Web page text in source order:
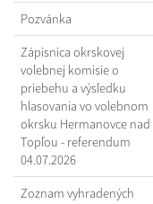
Pozvánka
Zápisnica okrskovej
volebnej komisie o
priebehu a výsledku
hlasovania vo volebnom
okrsku Hermanovce nad
Topľou - referendum
04.07.2026
Zoznam vyhradených